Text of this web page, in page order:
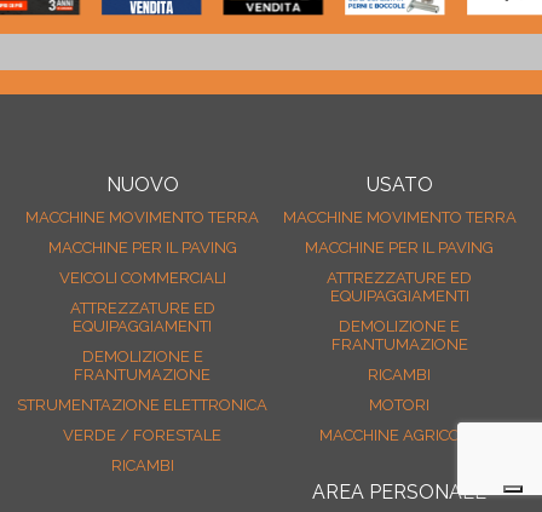
NUOVO
MACCHINE MOVIMENTO TERRA
MACCHINE PER IL PAVING
VEICOLI COMMERCIALI
ATTREZZATURE ED
EQUIPAGGIAMENTI
DEMOLIZIONE E
FRANTUMAZIONE
STRUMENTAZIONE ELETTRONICA
VERDE / FORESTALE
RICAMBI
USATO
MACCHINE MOVIMENTO TERRA
MACCHINE PER IL PAVING
ATTREZZATURE ED
EQUIPAGGIAMENTI
DEMOLIZIONE E
FRANTUMAZIONE
RICAMBI
MOTORI
MACCHINE AGRICOLE
AREA PERSONALE